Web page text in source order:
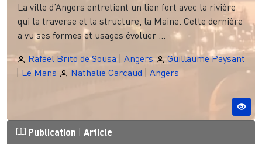
La ville d’Angers entretient un lien fort avec la rivière
qui la traverse et la structure, la Maine. Cette dernière
a vu ses formes et usages évoluer ...
Rafael Brito de Sousa | Angers
Guillaume Paysant
| Le Mans Nathalie Carcaud | Angers
Publication | Article